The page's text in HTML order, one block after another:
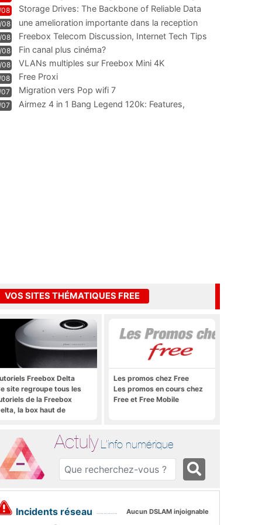
Information
Storage Drives: The Backbone of Reliable Data
Management
une amelioration importante dans la reception
WIFI
Freebox Telecom Discussion, Internet Tech Tips
Communi
Fin canal plus cinéma?
VLANs multiples sur Freebox Mini 4K
Free Proxi
Migration vers Pop wifi 7
Airmez 4 in 1 Bang Legend 120k: Features,
VOS SITES THÉMATIQUES FREE
Freebox Delta
site regroupe tous les
de la Freebox
la box haut de
Les promos chez Free
Les promos en cours chez
Free et Free Mobile
Actuly L'info numérique
Incidents réseau Aucun DSLAM injoignable